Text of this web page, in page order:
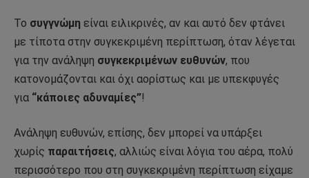
Το συγγνώμη είναι ειλικρινές, αν και αυτό δεν φτάνει
με τίποτα στην συγκεκριμένη περίπτωση, όταν λέγεται
για την ανάληψη συγκεκριμένων ευθυνών, που
κατονομάζονται και όχι αορίστως και με υπεκφυγές
για “κάποιες αδυναμίες”!
Ανάληψη ευθυνών, επίσης, δεν μπορεί να υπάρξει
χωρίς παραιτήσεις, αλλιώς είναι λόγια του αέρα, πολύ
περισσότερο που στη συγκεκριμένη περίπτωση είχαμε